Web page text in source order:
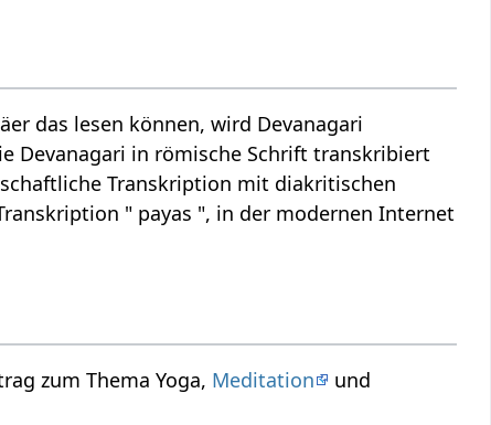
das lesen können, wird Devanagari
Devanagari in römische Schrift transkribiert
Transkription mit diakritischen
" payas ", in der modernen Internet
zum Thema Yoga, Meditation
und